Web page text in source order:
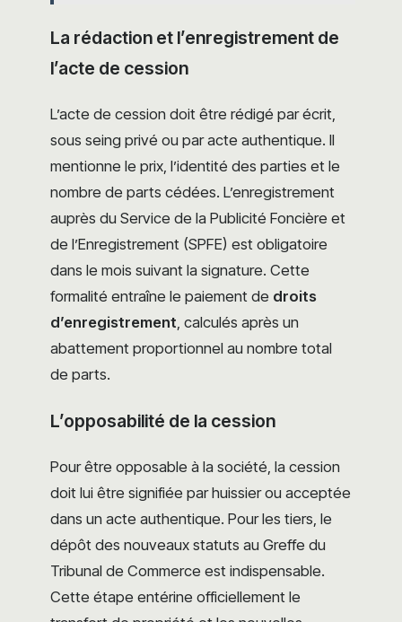
La rédaction et l’enregistrement de
l’acte de cession
L’acte de cession doit être rédigé par écrit,
sous seing privé ou par acte authentique. Il
mentionne le prix, l’identité des parties et le
nombre de parts cédées. L’enregistrement
auprès du Service de la Publicité Foncière et
de l’Enregistrement (SPFE) est obligatoire
dans le mois suivant la signature. Cette
formalité entraîne le paiement de droits
d’enregistrement, calculés après un
abattement proportionnel au nombre total
de parts.
L’opposabilité de la cession
Pour être opposable à la société, la cession
doit lui être signifiée par huissier ou acceptée
dans un acte authentique. Pour les tiers, le
dépôt des nouveaux statuts au Greffe du
Tribunal de Commerce est indispensable.
Cette étape entérine officiellement le